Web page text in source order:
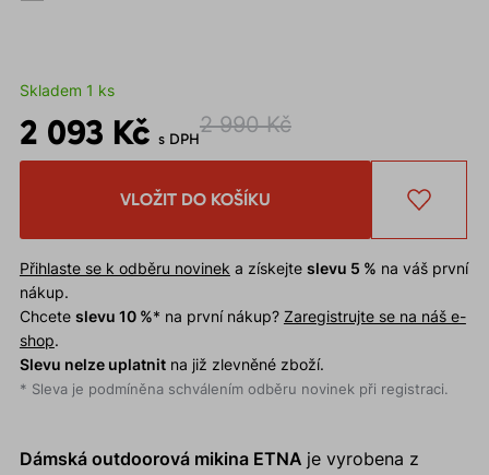
Skladem 1 ks
2 093 Kč s DPH
2 990 Kč
VLOŽIT DO KOŠÍKU
Přihlaste se k odběru novinek a získejte slevu 5 % na váš první
nákup.
Chcete slevu 10 %* na první nákup? Zaregistrujte se na náš e-
shop.
Slevu nelze uplatnitna již zlevněné zboží.
* Sleva je podmíněna schválením odběru novinek při registraci.
Dámská outdoorová mikina ETNA je vyrobena z